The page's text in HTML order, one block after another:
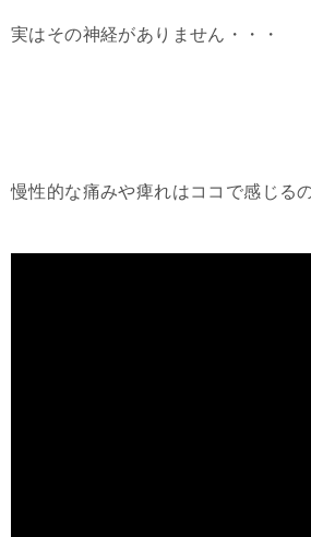
実はその神経がありません・・・
慢性的な痛みや痺れはココで感じる